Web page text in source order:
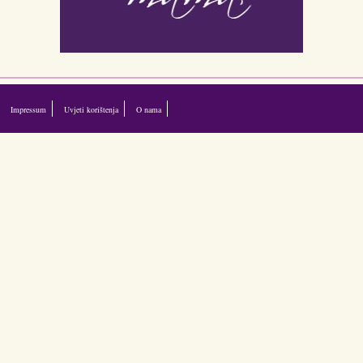
Impressum Uvjeti korištenja O nama